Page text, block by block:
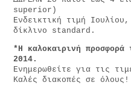
superior)
Ενδεικτική τιμή
δίκλινο standard.
*Η καλοκαιρινή προσφορά
2014.
Ενημερωθείτε για τις
Καλές διακοπές σε όλους!